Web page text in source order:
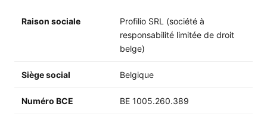
Raison sociale
Profilio SRL (société à
responsabilité limitée de droit
belge)
Siège social Belgique
Numéro BCE BE 1005.260.389